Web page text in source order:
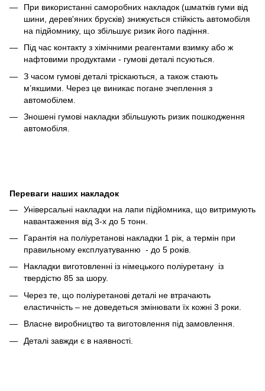
При використанні саморобних накладок (шматків гуми від
шини, дерев'яних брусків) знижується стійкість автомобіля
на підйомнику, що збільшує ризик його падіння.
Під час контакту з хімічними реагентами взимку або ж
нафтовими продуктами - гумові деталі псуються.
З часом гумові деталі тріскаються, а також стають
м’якшими. Через це виникає погане зчеплення з
автомобілем.
Зношені гумові накладки збільшують ризик пошкодження
автомобіля.
Переваги наших накладок
Універсальні накладки на лапи підйомника, що витримують
навантаження від 3-х до 5 тонн.
Гарантія на поліуретанові накладки 1 рік, а термін при
правильному експлуатуванню - до 5 років.
Накладки виготовленні із німецького поліуретану із
твердістю 85 за шору.
Через те, що поліуретанові деталі не втрачають
еластичність – не доведеться змінювати їх кожні 3 роки.
Власне виробництво та виготовлення під замовлення.
Деталі завжди є в наявності.